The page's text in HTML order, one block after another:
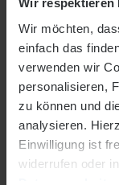
Wir möchten,
einfach das
verwenden wir
personalisieren,
zu können und
analysieren.
Einwilligung ist
widerrufen oder
Eine
zum Bachelor
aktuell leider